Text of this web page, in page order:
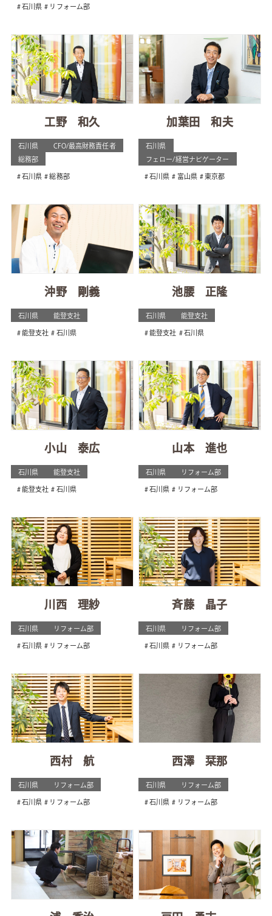
石川県 リフォーム部
工野 和久
石川県
CFO/最高財務責任者
総務部
石川県 総務部
加葉田 和夫
石川県
フェロー/経営ナビゲーター
石川県 富山県 東京都
沖野 剛義
石川県 能登支社
能登支社 石川県
池腰 正隆
石川県 能登支社
能登支社 石川県
小山 泰広
石川県 能登支社
能登支社 石川県
山本 進也
石川県 リフォーム部
石川県 リフォーム部
川西 理紗
石川県 リフォーム部
石川県 リフォーム部
斉藤 晶子
石川県 リフォーム部
石川県 リフォーム部
西村 航
石川県 リフォーム部
石川県 リフォーム部
西澤 栞那
石川県 リフォーム部
石川県 リフォーム部